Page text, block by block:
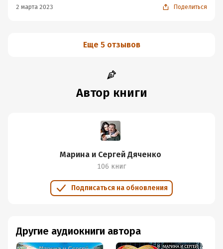
2 марта 2023 Поделиться
Еще 5 отзывов
Автор книги
Марина и Сергей Дяченко
106 книг
Подписаться на обновления
Другие аудиокниги автора